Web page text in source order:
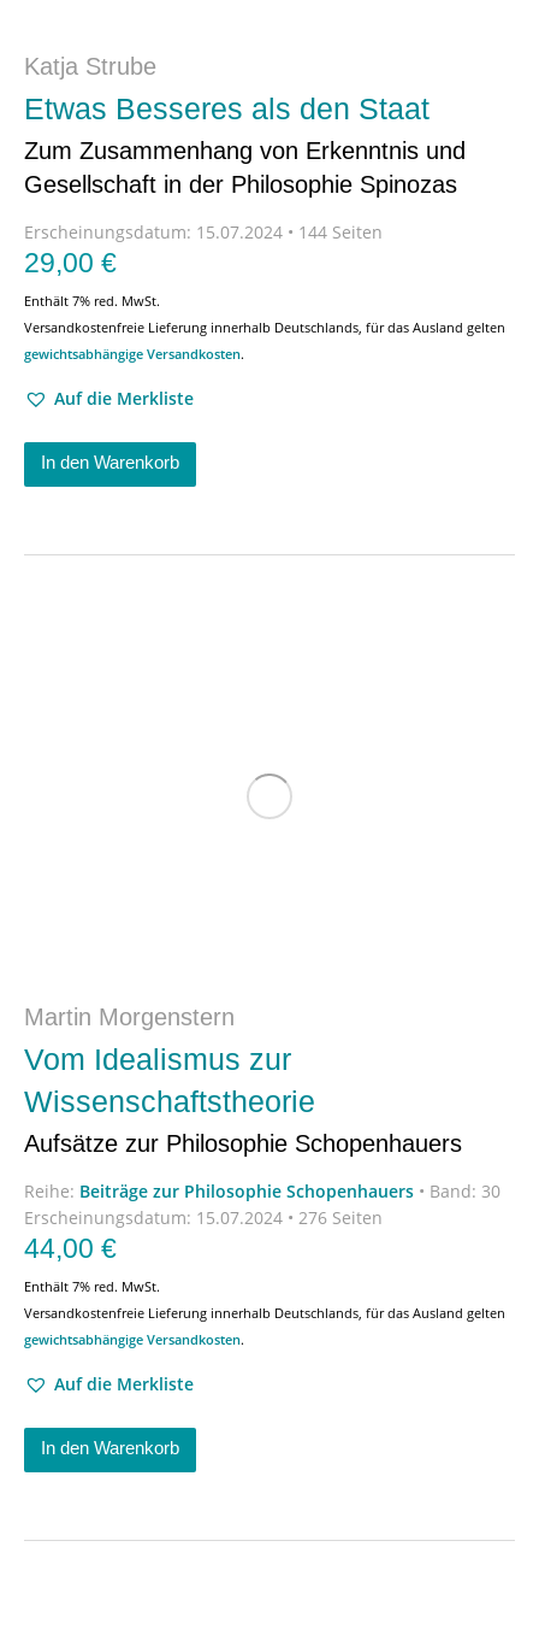
Katja Strube
Etwas Besseres als den Staat
Zum Zusammenhang von Erkenntnis und
Gesellschaft in der Philosophie Spinozas
Erscheinungsdatum: 15.07.2024 • 144 Seiten
29,00 €
Enthält 7% red. MwSt.
Versandkostenfreie Lieferung innerhalb Deutschlands, für das Ausland gelten
gewichtsabhängige Versandkosten.
Auf die Merkliste
In den Warenkorb
Martin Morgenstern
Vom Idealismus zur
Wissenschaftstheorie
Aufsätze zur Philosophie Schopenhauers
Reihe: Beiträge zur Philosophie Schopenhauers • Band: 30
Erscheinungsdatum: 15.07.2024 • 276 Seiten
44,00 €
Enthält 7% red. MwSt.
Versandkostenfreie Lieferung innerhalb Deutschlands, für das Ausland gelten
gewichtsabhängige Versandkosten.
Auf die Merkliste
In den Warenkorb